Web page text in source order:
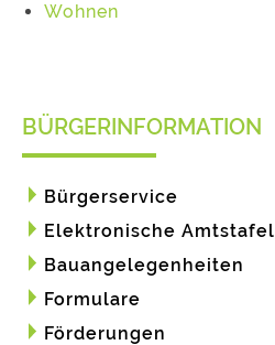
Wohnen
BÜRGERINFORMATION
Bürgerservice
Elektronische Amtstafel
Bauangelegenheiten
Formulare
Förderungen